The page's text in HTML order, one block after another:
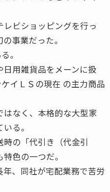
ビショッピングを行っ
事業だった。
。
用雑貨品をメーンに扱
イＬＳの現在 の主力商品
はなく、本格的な大型家
る。
の「代引き（代金引
色の一つだ。
、同社が宅配業務で苦労